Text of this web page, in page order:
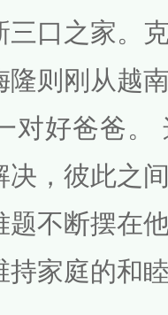
三口之家。
隆则刚从越
对好爸爸。
决，彼此之
题不断摆在
持家庭的和